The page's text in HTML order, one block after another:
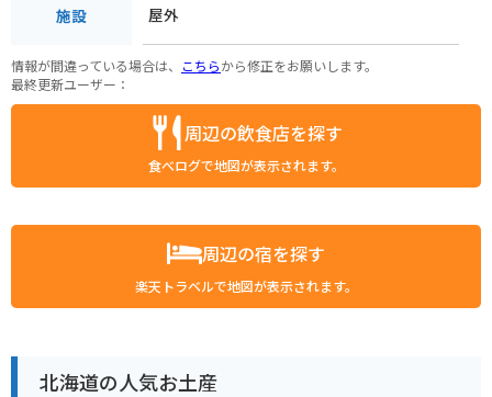
施設 屋外
情報が間違っている場合は、 こちらから修正をお願いします。
最終更新ユーザー：
周辺の飲食店を探す
食べログで地図が表示されます。
周辺の宿を探す
楽天トラベルで地図が表示されます。
北海道の人気お土産